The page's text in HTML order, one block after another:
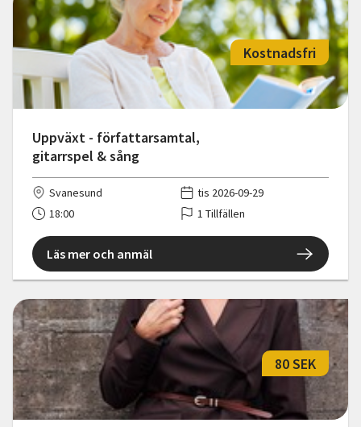
Uppväxt - författarsamtal,
gitarrspel & sång
Kostnadsfri
Svanesund
tis 2026-09-29
18:00
1 Tillfällen
Läs mer och anmäl
80 SEK